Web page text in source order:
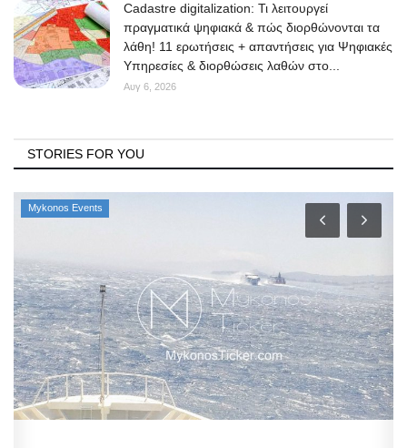
Cadastre digitalization: Τι λειτουργεί
πραγματικά ψηφιακά & πώς διορθώνονται τα
λάθη! 11 ερωτήσεις + απαντήσεις για Ψηφιακές
Υπηρεσίες & διορθώσεις λαθών στο...
Αυγ 6, 2026
STORIES FOR YOU
Mykonos Events